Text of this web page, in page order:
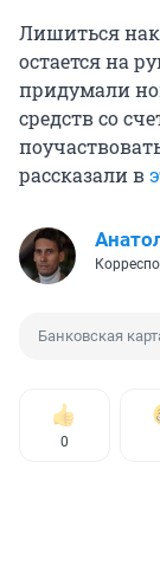
Лишиться
остается на
придумали
средств со
рассказали в
Банковская
0